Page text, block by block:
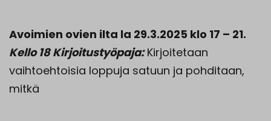
Avoimien ovien ilta la 29.3.2025 klo 17 – 21.
Kello 18 Kirjoitustyöpaja:Kirjoitetaan
vaihtoehtoisia loppuja satuun ja pohditaan,
mitkä